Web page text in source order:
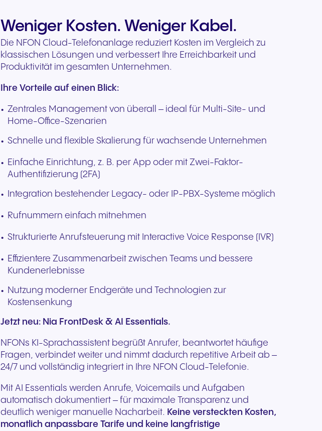
Weniger Kosten. Weniger Kabel.
Die NFON Cloud-Telefonanlage reduziert Kosten im Vergleich zu
klassischen Lösungen und verbessert Ihre Erreichbarkeit und
Produktivität im gesamten Unternehmen.
Ihre Vorteile auf einen Blick:
Zentrales Management von überall – ideal für Multi-Site- und
Home-Office-Szenarien
Schnelle und flexible Skalierung für wachsende Unternehmen
Einfache Einrichtung, z. B. per App oder mit Zwei-Faktor-
Authentifizierung (2FA)
Integration bestehender Legacy- oder IP-PBX-Systeme möglich
Rufnummern einfach mitnehmen
Strukturierte Anrufsteuerung mit Interactive Voice Response (IVR)
Effizientere Zusammenarbeit zwischen Teams und bessere
Kundenerlebnisse
Nutzung moderner Endgeräte und Technologien zur
Kostensenkung
Jetzt neu: Nia FrontDesk & AI Essentials.
NFONs KI-Sprachassistent begrüßt Anrufer, beantwortet häufige
Fragen, verbindet weiter und nimmt dadurch repetitive Arbeit ab –
24/7 und vollständig integriert in Ihre NFON Cloud-Telefonie.
Mit AI Essentials werden Anrufe, Voicemails und Aufgaben
automatisch dokumentiert – für maximale Transparenz und
deutlich weniger manuelle Nacharbeit. Keine versteckten Kosten,
monatlich anpassbare Tarife und keine langfristige